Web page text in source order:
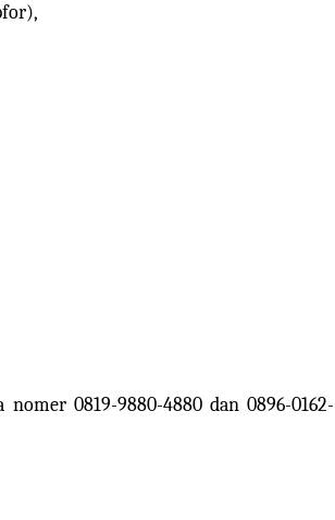
0819-9880-4880 dan 0896-0162-